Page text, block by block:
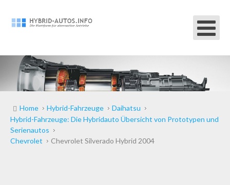
Home Hybrid-Fahrzeuge
Daihatsu
Hybrid-Fahrzeuge: Die Hybridauto Übersicht von Prototypen und
Serienautos
Chevrolet
Chevrolet Silverado Hybrid 2004